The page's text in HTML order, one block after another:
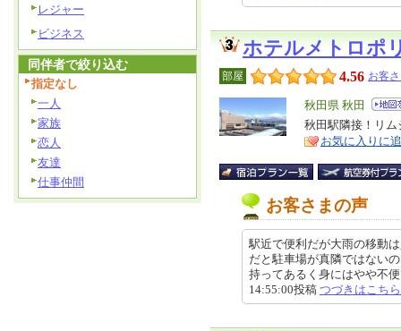
ホテルメトロポ
部屋 4.56 お客
エ
リ
ア
秋田県 秋田
特
徴
秋田駅隣接！リ
お気に入りに
お客さまの声
駅近で便利だが大雨の移動
だと駐車場が真隣ではない
持ってあるく身にはやや不
14:55:00投稿 つづきはこちら
レジャー
ビジネス
同伴者で絞り込む
指定なし
一人
家族
恋人
友達
仕事仲間